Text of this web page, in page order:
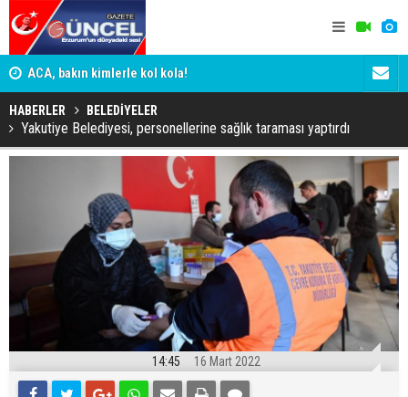
ACA, bakın kimlerle kol kola!
HABERLER BELEDİYELER
Yakutiye Belediyesi, personellerine sağlık taraması yaptırdı
14:45 16 Mart 2022